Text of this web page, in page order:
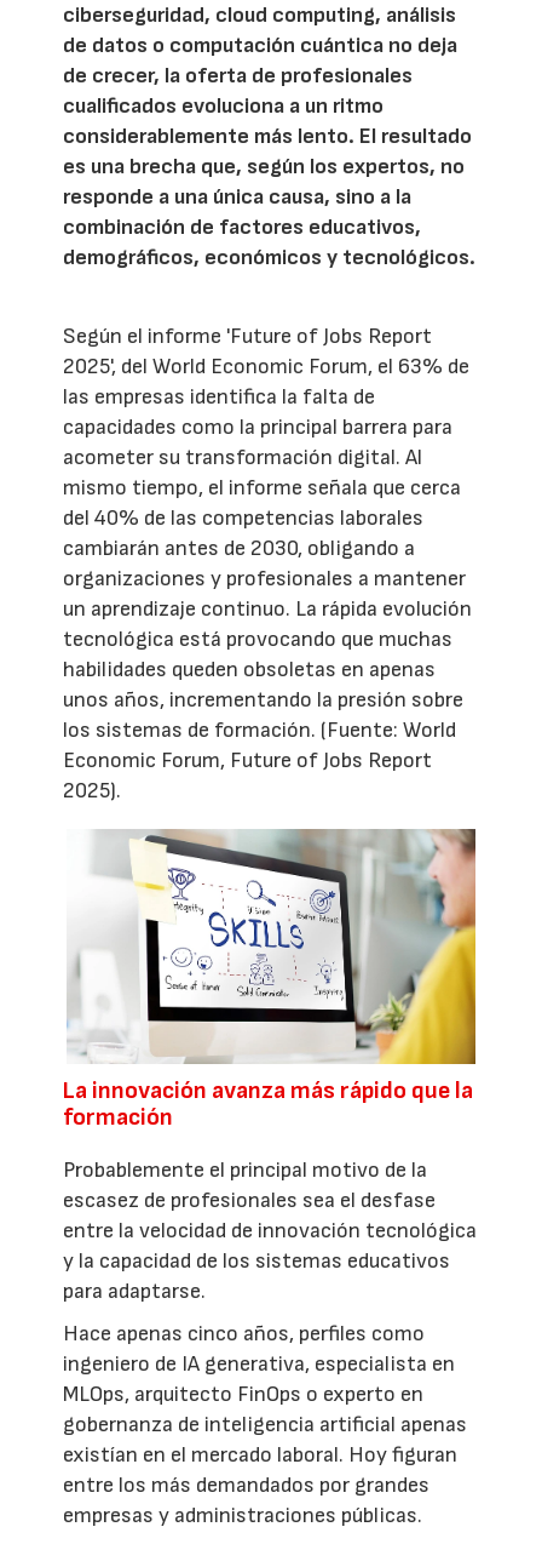
ciberseguridad, cloud computing, análisis
de datos o computación cuántica no deja
de crecer, la oferta de profesionales
cualificados evoluciona a un ritmo
considerablemente más lento. El resultado
es una brecha que, según los expertos, no
responde a una única causa, sino a la
combinación de factores educativos,
demográficos, económicos y tecnológicos.
Según el informe 'Future of Jobs Report
2025', del World Economic Forum, el 63% de
las empresas identifica la falta de
capacidades como la principal barrera para
acometer su transformación digital. Al
mismo tiempo, el informe señala que cerca
del 40% de las competencias laborales
cambiarán antes de 2030, obligando a
organizaciones y profesionales a mantener
un aprendizaje continuo. La rápida evolución
tecnológica está provocando que muchas
habilidades queden obsoletas en apenas
unos años, incrementando la presión sobre
los sistemas de formación. (Fuente: World
Economic Forum, Future of Jobs Report
2025).
La innovación avanza más rápido que la
formación
Probablemente el principal motivo de la
escasez de profesionales sea el desfase
entre la velocidad de innovación tecnológica
y la capacidad de los sistemas educativos
para adaptarse.
Hace apenas cinco años, perfiles como
ingeniero de IA generativa, especialista en
MLOps, arquitecto FinOps o experto en
gobernanza de inteligencia artificial apenas
existían en el mercado laboral. Hoy figuran
entre los más demandados por grandes
empresas y administraciones públicas.